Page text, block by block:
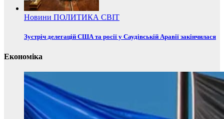
Новини ПОЛИТИКА СВІТ
Зустріч делегацій США та росії у Саудівській Аравії закінчилася
Економіка